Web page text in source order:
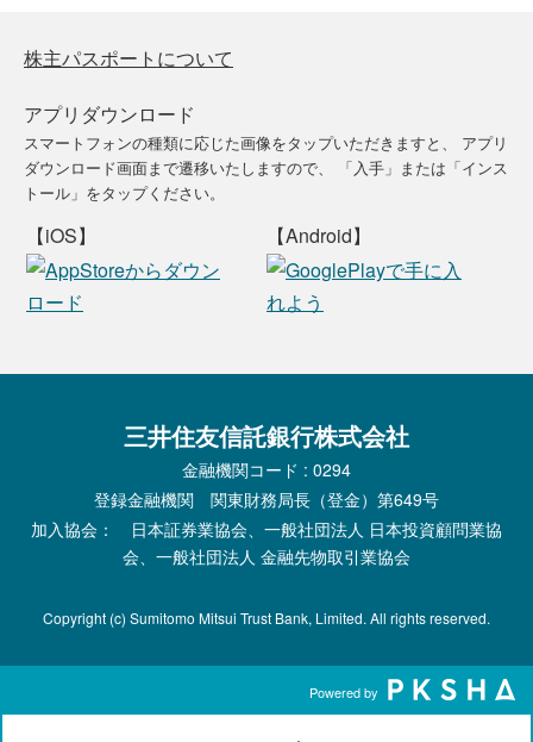
株主パスポートについて
アプリダウンロード
スマートフォンの種類に応じた画像をタップいただきますと、
アプリ
ダウンロード画面まで遷移いたしますので、
「入手」または「インス
トール」をタップください。
【iOS】 【Android】
三井住友信託銀行株式会社
金融機関コード : 0294
登録金融機関 関東財務局長（登金）第649号
加入協会： 日本証券業協会、一般社団法人 日本投資顧問業協
会、一般社団法人 金融先物取引業協会
Copyright (c) Sumitomo Mitsui Trust Bank, Limited. All rights reserved.
Powered by